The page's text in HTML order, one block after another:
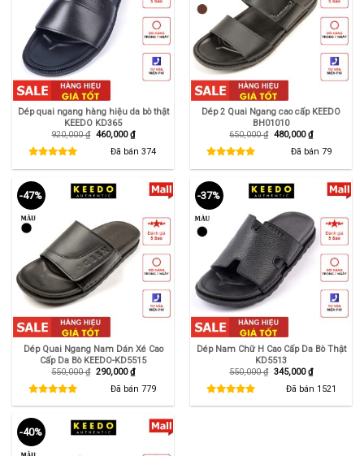
Dép quai ngang hàng hiệu da bò thật
KEEDO KD365
920,000₫ Giá
460,000₫Giá
hiện
tại
Đã bán 374
Dép 2 Quai Ngang cao cấp KEEDO
BH01010
650,000₫ Giá
480,000₫Giá
hiện
tại
Đã bán 79
-47%
Dép Quai Ngang Nam Dán Xé Cao
Cấp Da Bò KEEDO-KD5515
550,000₫ Giá
550,000 ₫.
290,000₫Giá
hiện
tại
là:
290,000 ₫.
Đã bán 779
-37%
Dép Nam Chữ H Cao Cấp Da Bò Thật
KD5513
550,000₫ Giá
550,000 ₫.
345,000₫Giá
hiện
tại
là:
345,000 ₫.
Đã bán 1521
-40%